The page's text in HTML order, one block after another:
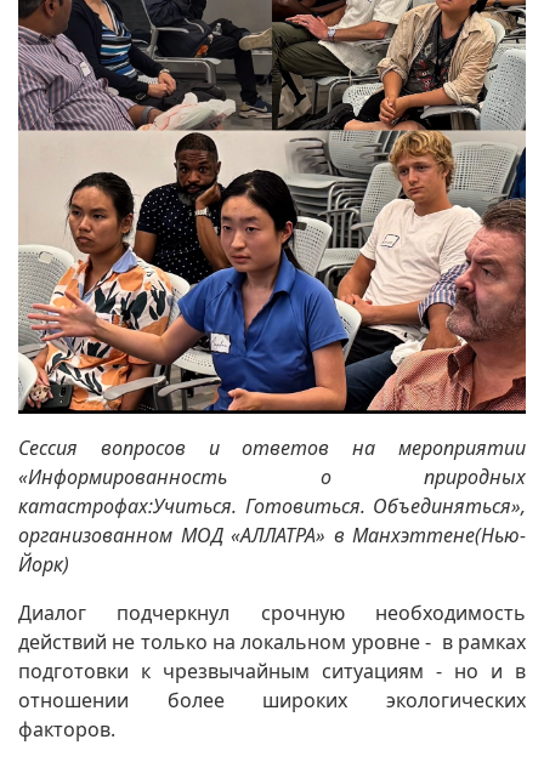
Сессия вопросов и ответов на мероприятии
«Информированность о природных
катастрофах:Учиться. Готовиться. Объединяться»,
организованном МОД «АЛЛАТРА» в Манхэттене(Нью-
Йорк)
Диалог подчеркнул срочную необходимость
действий не только на локальном уровне - в рамках
подготовки к чрезвычайным ситуациям - но и в
отношении более широких экологических
факторов.